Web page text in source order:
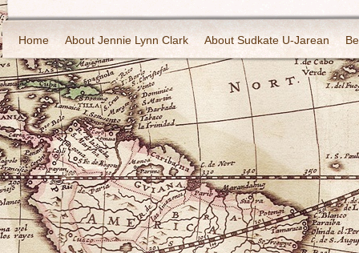
Home About Jennie Lynn Clark About Sudkate U-Jarean
2010 Honeymoon New Orleans LUISIANA 2010 Seattle
2011 Summer in Chicago ILLINOIS 2011 Fall in Las Vegas
2011 Winter in Chicago ILLINOIS 2011 Thanksgiving in IDAHO
2011 Christmas in Disneyland Adventure CALIFORNIA 2011
Flight Trip Chicago Illinois to Phoenix Arizona Flight Trip
2012 Styx in Tacoma Washington Photo of Love Site Map